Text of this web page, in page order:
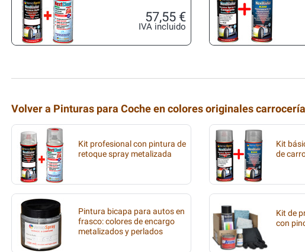
57,55 €
IVA incluido
Volver a Pinturas para Coche en colores originales carrocería
Kit profesional con pintura de
retoque spray metalizada
Kit
de
Pintura bicapa para autos en
frasco: colores de encargo
metalizados y perlados
Kit de
con